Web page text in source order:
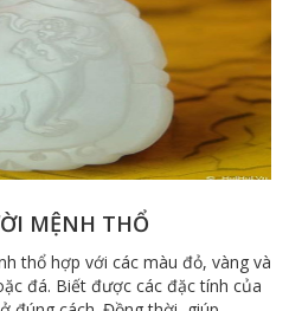
MỆNH THỔ
thổ hợp với các màu đỏ, vàng và
đá. Biết được các đặc tính của